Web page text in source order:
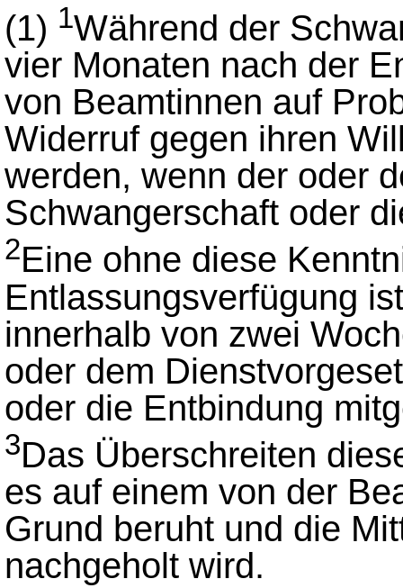
(1) 1Während der
vier Monaten nach der
von Beamtinnen auf
Widerruf gegen ihren
werden, wenn der oder
Schwangerschaft oder
2Eine ohne diese
Entlassungsverfügung
innerhalb von zwei
oder dem
oder die Entbindung
3Das Überschreiten
es auf einem von der
Grund beruht und die
nachgeholt wird.